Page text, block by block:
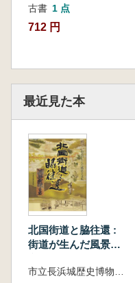
古書 1 点
712 円
最近見た本
北国街道と脇往還 :
街道が生んだ風景と